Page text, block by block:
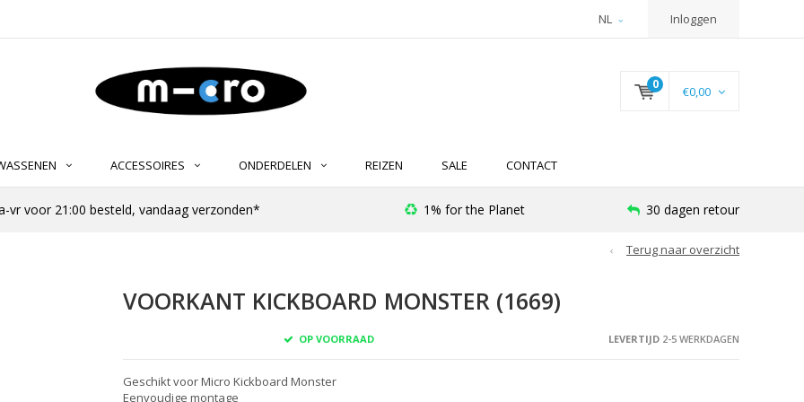
NL Inloggen
0 €0,00
ACCESSOIRES ONDERDELEN REIZEN SALE CONTACT
vr voor 21:00 besteld, vandaag verzonden* 1% for the Planet 30 dagen retour
Terug naar overzicht
VOORKANT KICKBOARD MONSTER (1669)
OP VOORRAAD LEVERTIJD2-5 WERKDAGEN
Geschikt voor Micro Kickboard Monster
Eenvoudige montage